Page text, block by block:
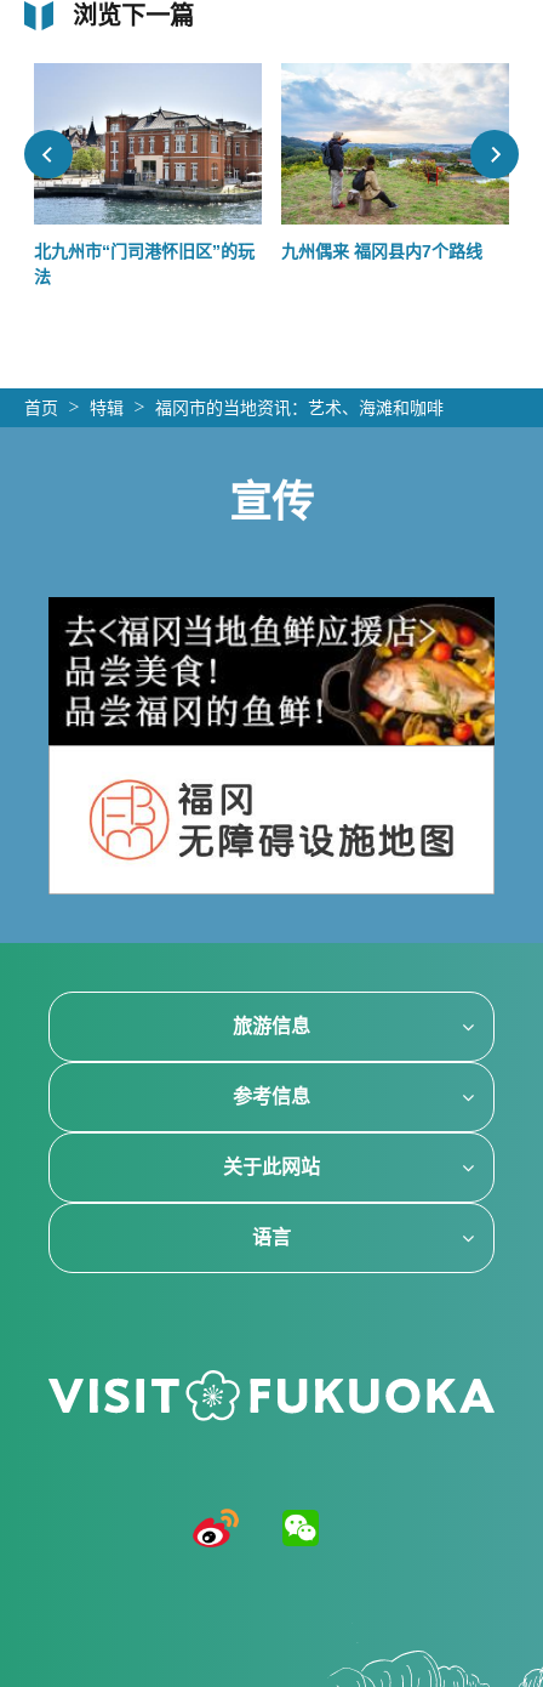
浏览下一篇
北九州市“门司港怀旧区”的玩
法
九州偶来 福冈县内7个路线
首页 特辑 福冈市的当地资讯：艺术、海滩和咖啡
宣传
旅游信息
参考信息
关于此网站
语言